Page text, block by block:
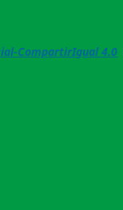
CompartirIgual 4.0